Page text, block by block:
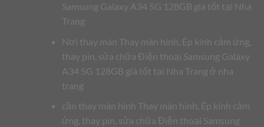
Samsung Galaxy A34 5G 128GB giá tốt tại Nha
Trang
Nơi thay màn Thay màn hình, Ép kính cảm ứng,
thay pin, sửa chữa Điện thoại Samsung Galaxy
A34 5G 128GB giá tốt tại Nha Trang ở nha
trang
cần thay màn hình Thay màn hình, Ép kính cảm
ứng, thay pin, sửa chữa Điện thoại Samsung